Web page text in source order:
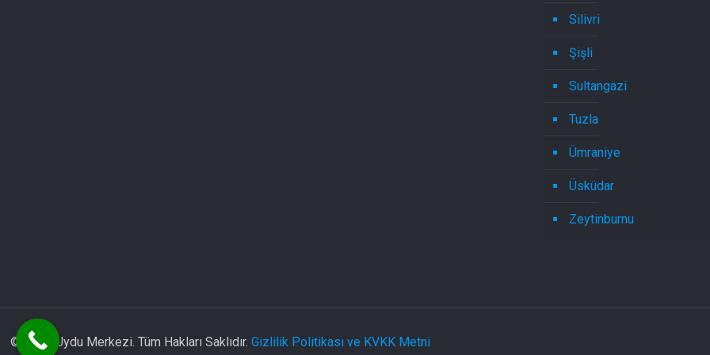
Silivri
Şişli
Sultangazi
Tuzla
Ümraniye
Üsküdar
Zeytinburnu
© 2025 Uydu Merkezi. Tüm Hakları Saklıdır.Gizlilik Politikası ve KVKK Metni